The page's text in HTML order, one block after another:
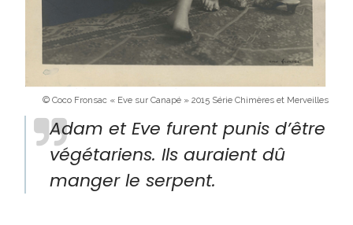
© Coco Fronsac « Eve sur Canapé » 2015 Série Chimères et Merveilles
Adam et Eve furent punis d’être
végétariens. Ils auraient dû
manger le serpent.